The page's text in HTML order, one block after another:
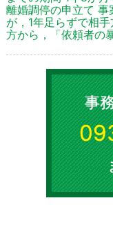
離婚調停の申立て
が，1年足らずで相
方から，「依頼者の
事